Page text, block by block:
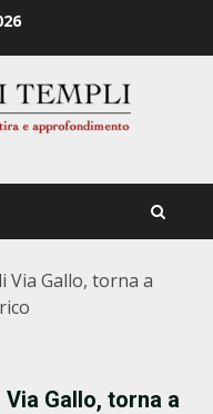
Via Gallo, torna a
Gallo, torna a